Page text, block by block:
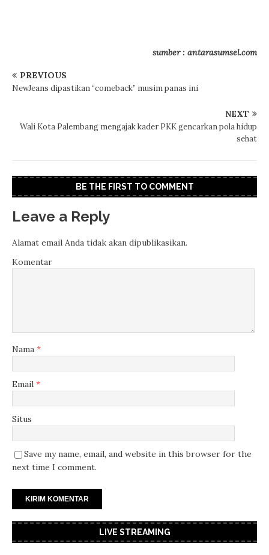
sumber : antarasumsel.com
PREVIOUS
NewJeans dipastikan “comeback” musim panas ini
NEXT
Wali Kota Palembang mengajak kader PKK gencarkan pola hidup
sehat
BE THE FIRST TO COMMENT
Leave a Reply
Alamat email Anda tidak akan dipublikasikan.
Komentar
Nama *
Email *
Situs
Save my name, email, and website in this browser for the
next time I comment.
LIVE STREAMING